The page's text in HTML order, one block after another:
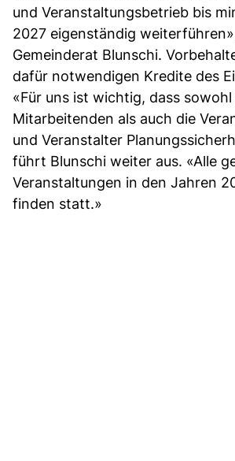
und Veranstaltungsbetrieb bis
2027 eigenständig
Gemeinderat Blunschi.
dafür notwendigen Kredite des
«Für uns ist wichtig, dass sowohl
Mitarbeitenden als auch die
und Veranstalter
führt Blunschi weiter aus. «Alle
Veranstaltungen in den Jahren
finden statt.»